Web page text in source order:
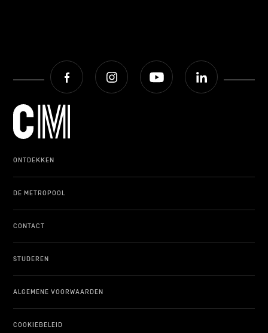
Facebook Instagram Youtube
ONTDEKKEN
DE METROPOOL
CONTACT
STUDEREN
ALGEMENE VOORWAARDEN
COOKIEBELEID